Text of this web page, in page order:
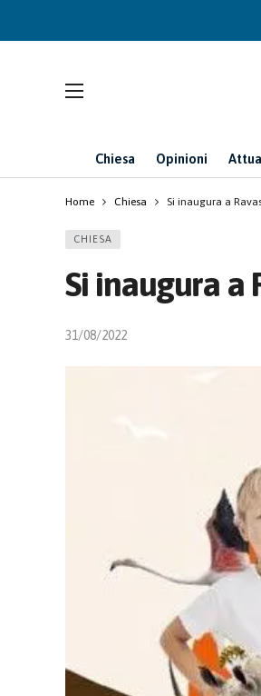
Chiesa Opinioni
Home Chiesa Si inaugura a
CHIESA
Si inaugura a
31/08/2022